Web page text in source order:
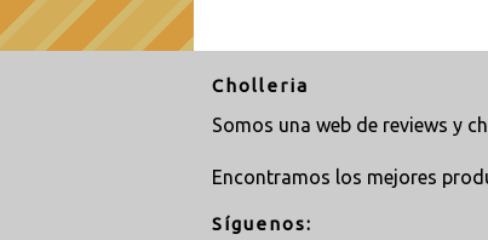
Cholleria
Somos una web de reviews y
Encontramos los mejores
Síguenos: